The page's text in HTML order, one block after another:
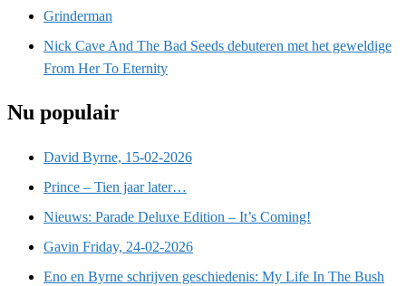
Grinderman
Nick Cave And The Bad Seeds debuteren met het geweldige
From Her To Eternity
Nu populair
David Byrne, 15-02-2026
Prince – Tien jaar later…
Nieuws: Parade Deluxe Edition – It’s Coming!
Gavin Friday, 24-02-2026
Eno en Byrne schrijven geschiedenis: My Life In The Bush